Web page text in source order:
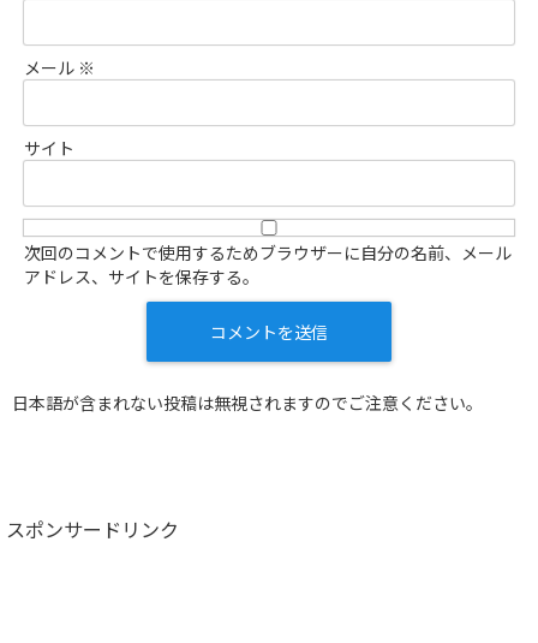
メール ※
サイト
次回のコメントで使用するためブラウザーに自分の名前、メール
アドレス、サイトを保存する。
日本語が含まれない投稿は無視されますのでご注意ください。
スポンサードリンク